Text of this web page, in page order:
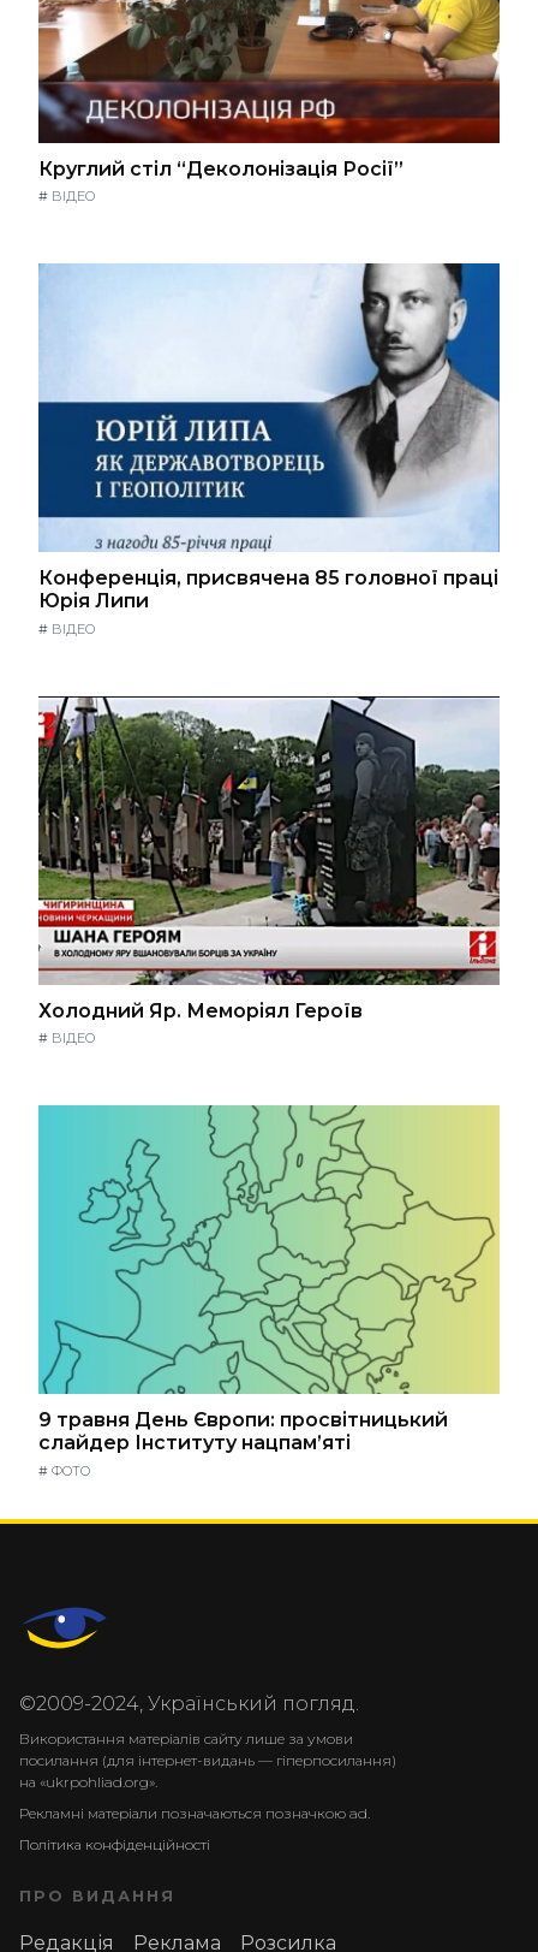
Круглий стіл “Деколонізація Росії”
# ВІДЕО
Конференція, присвячена 85 головної праці
Юрія Липи
# ВІДЕО
Холодний Яр. Меморіял Героїв
# ВІДЕО
9 травня День Європи: просвітницький
слайдер Інституту нацпам’яті
# ФОТО
©2009-2024, Український погляд.
Використання матеріалів сайту лише за умови
посилання (для інтернет-видань — гіперпосилання)
на «ukrpohliad.org».
Рекламні матеріали позначаються позначкою ad.
Політика конфіденційності
ПРО ВИДАННЯ
Редакція Реклама Розсилка